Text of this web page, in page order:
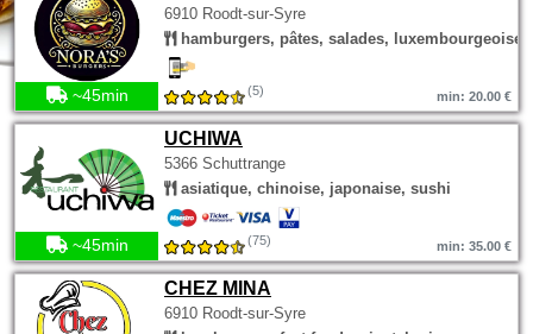
6910 Roodt-sur-Syre
hamburgers, pâtes, salades, luxembourgeoise
~45min (5) min: 20.00 €
UCHIWA
5366 Schuttrange
asiatique, chinoise, japonaise, sushi
~45min (75) min: 35.00 €
CHEZ MINA
6910 Roodt-sur-Syre